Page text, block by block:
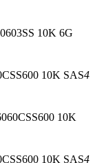
10K 6G
10K SAS4
10K
10K SAS4